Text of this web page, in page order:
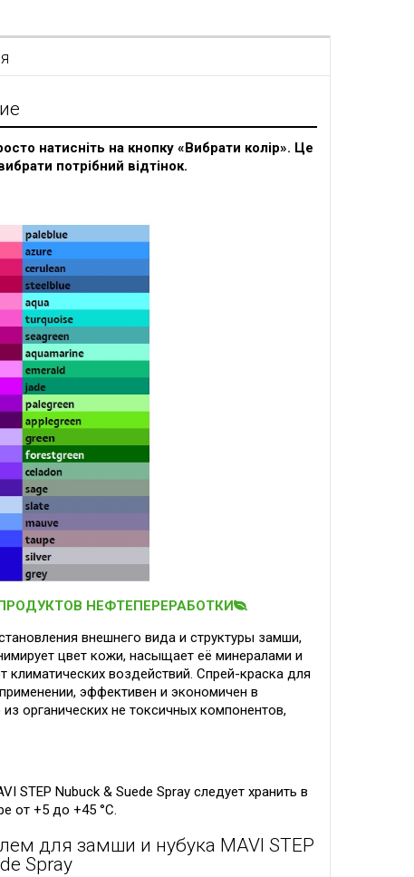
натисніть на кнопку «Вибрати колір». Це
потрібний відтінок.
НЕФТЕПЕРЕРАБОТКИ
внешнего вида и структуры замши,
цвет кожи, насыщает её минералами и
климатических воздействий. Спрей-краска для
эффективен и экономичен в
органических не токсичных компонентов,
STEP Nubuck & Suede Spray следует хранить в
от +5 до +45 °C.
для замши и нубука MAVI STEP
Spray